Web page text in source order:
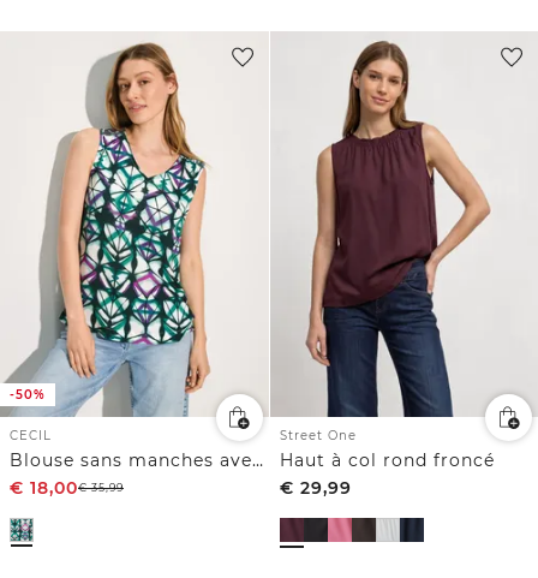
-50%
CECIL
Blouse sans manches avec imprimé
€ 18,00€35,99
Street One
Haut à col rond froncé
€ 29,99